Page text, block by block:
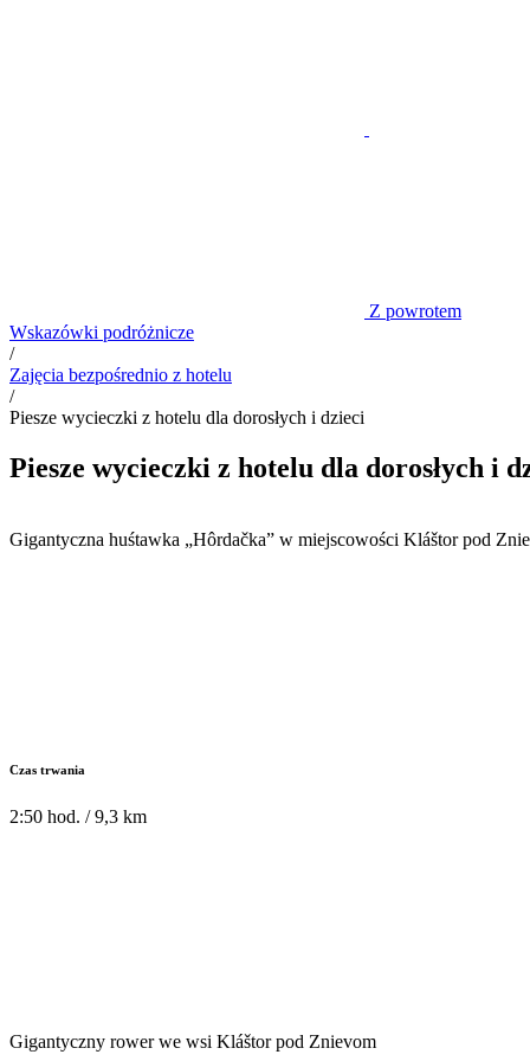
Z powrotem
Wskazówki podróżnicze
/
Zajęcia bezpośrednio z hotelu
/
Piesze wycieczki z hotelu dla dorosłych i dzieci
Piesze wycieczki z hotelu dla dorosłych i
Gigantyczna huśtawka „Hôrdačka” w miejscowości Kláštor pod
Czas trwania
2:50 hod. / 9,3 km
Gigantyczny rower we wsi Kláštor pod Znievom